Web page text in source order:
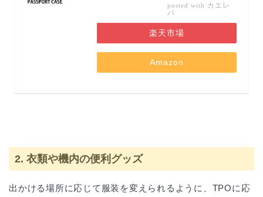
posted with カエレ
バ
楽天市場
Amazon
2. 衣類や機内の便利グッズ
出かける場所に応じて服装を変えられるように、TPOに応